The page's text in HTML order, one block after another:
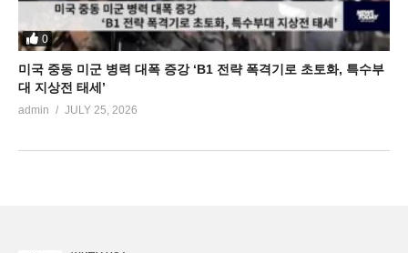
0
미국 중동 미군 병력 대폭 증강 ‘B1 전략 폭격기로 초토화, 특수부
대 지상전 태세’
admin JULY 25, 2026